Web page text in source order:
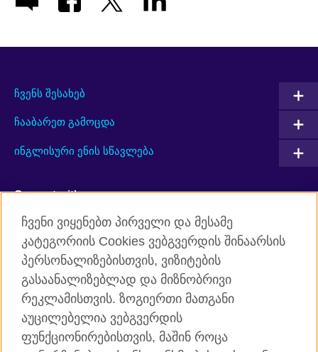
ჩვენს შესახებ
ჩააბარეთ გამოცდა
ინგლისური ენის სწავლება
Connect with us
Facebook Twitter
YouTube RSS
Instagram TikTok
ჩვენი ვიყენებთ პირველი და მესამე
კატეგორიის Cookies ვებგვერდის შინაარსის
პერსონალიზებისთვის, ვიზიტების
გასაანალიზებლად და მიზნობრივი
რეკლამისთვის. ზოგიერთი მათგანი
აუცილებელია ვებგვერდის
ფუნქციონირებისთვის, მაშინ როცა